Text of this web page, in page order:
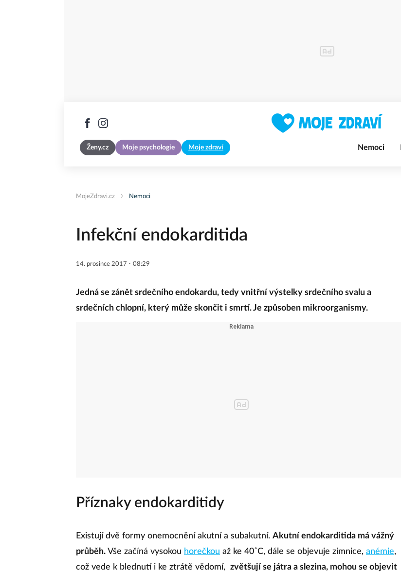
Ženy.cz Moje psychologie Moje zdraví Nemoci
MojeZdravi.cz Nemoci
Infekční endokarditida
14. prosince 2017 · 08:29
Jedná se zánět srdečního endokardu, tedy vnitřní výstelky srdečního svalu a
srdečních chlopní, který může skončit i smrtí. Je způsoben mikroorganismy.
Příznaky endokarditidy
Existují dvě formy onemocnění akutní a subakutní. Akutní endokarditida má vážný
průběh. Vše začíná vysokou horečkou až ke 40˚C, dále se objevuje zimnice, anémie,
což vede k blednutí i ke ztrátě vědomí, zvětšují se játra a slezina, mohou se objevit